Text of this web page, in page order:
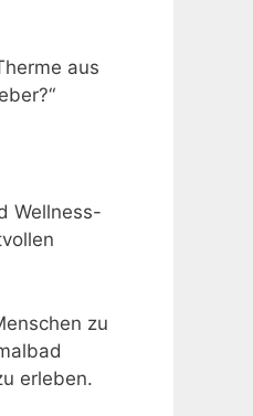
aus
Wellness-
zu
erleben.